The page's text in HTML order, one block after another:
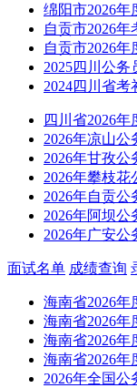
绵阳市2026年
自贡市2026
自贡市2026
2025四川公务
2024四川省考
四川省2026
2026年凉山公
2026年甘孜公
2026年攀枝花
2026年自贡公
2026年阿坝公
2026年广安公
面试名单 成绩查询
海南省2026
海南省2026
海南省2026
海南省2026
2026年全国